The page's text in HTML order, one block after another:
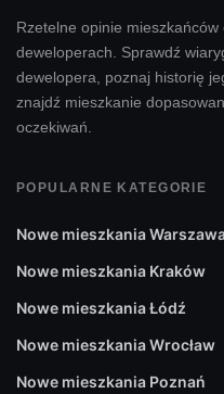
nawet z pozoru dobrze
okazują się zlokalizowane
Warto pamiętać o tym, że
funkcjonują linie
miejsca. Podobnie w
Rzetelne opinie mieszkańców
deweloperach. Sprawdź
dewelopera, poznaj historię
znajdź mieszkanie
oczekiwań.
POPULARNE KATEGORIE
Nowe mieszkania
Nowe mieszkania Kraków
Nowe mieszkania Łódź
Nowe mieszkania Wrocław
Nowe mieszkania Poznań